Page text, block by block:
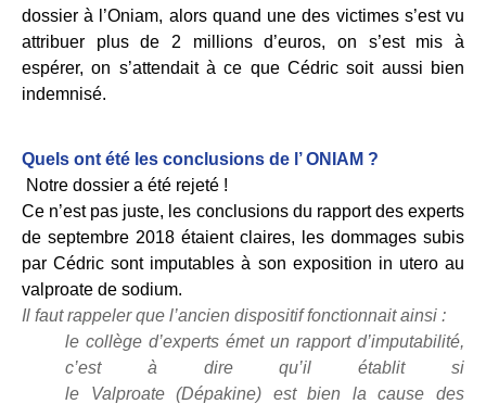
dossier à l’Oniam, alors quand une des victimes s’est vu
attribuer plus de 2 millions d’euros, on s’est mis à
espérer, on s’attendait à ce que Cédric soit aussi bien
indemnisé.
Quels ont été les conclusions de l’ ONIAM ?
Notre dossier a été rejeté !
Ce n’est pas juste, les conclusions du rapport des experts
de septembre 2018 étaient claires, les dommages subis
par Cédric sont imputables à son exposition in utero au
valproate de sodium.
Il faut rappeler que l’ancien dispositif fonctionnait ainsi :
le collège d’experts émet un rapport d’imputabilité,
c’est à dire qu’ilétablitsi
le Valproate(Dépakine) est bien la cause des